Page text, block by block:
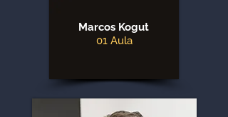
Marcos Kogut
01 Aula